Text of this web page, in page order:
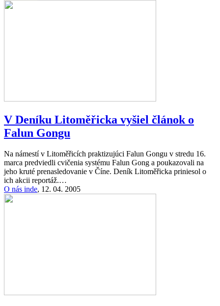
V Deníku Litoměřicka vyšiel článok o
Falun Gongu
Na námestí v Litoměřicích praktizujúci Falun Gongu v stredu 16.
marca predviedli cvičenia systému Falun Gong a poukazovali na
jeho kruté prenasledovanie v Číne. Deník Litoměřicka priniesol o
ich akcii reportáž.…
O nás inde, 12. 04. 2005